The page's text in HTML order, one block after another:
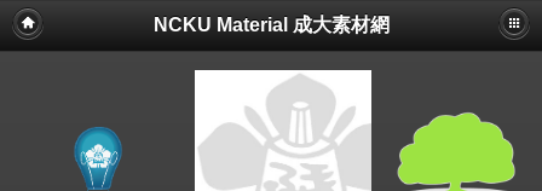
NCKU Material 成大素材網